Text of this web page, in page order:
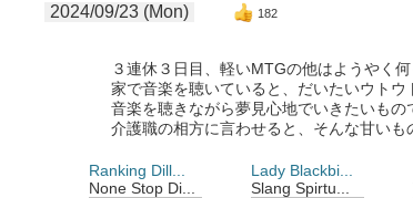
2024/09/23 (Mon) 182
３連休３日目、軽いMTGの他はようやく何
家で音楽を聴いていると、だいたいウト
音楽を聴きながら夢見心地でいきたいもの
介護職の相方に言わせると、そんな甘いも
Ranking Dill...
None Stop Di...
Lady Blackbi...
Slang Spirtu...